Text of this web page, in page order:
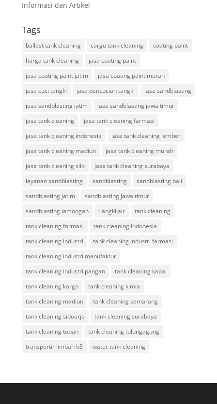
Informasi dan Artikel
Tags
ballast tank cleaning cargo tank cleaning
coating paint
harga tank cleaning
jasa coating paint
jasa coating paint jatim
jasa coating paint murah
jasa cuci tangki
jasa pencucian tangki
jasa sandblasting
jasa sandblasting jatim
jasa sandblasting jawa timur
jasa tank cleaning
jasa tank cleaning farmasi
jasa tank cleaning indonesia
jasa tank cleaning jember
jasa tank cleaning madiun
jasa tank cleaning murah
jasa tank cleaning silo
jasa tank cleaning surabaya
layanan sandblasting
sandblasting
sandblasting bali
sandblasting jatim
sandblasting jawa timur
sandblasting lamongan
Tangki air
tank cleaning
tank cleaning farmasi
tank cleaning indonesia
tank cleaning industri
tank cleaning industri farmasi
tank cleaning industri manufaktur
tank cleaning industri pangan
tank cleaning kapal
tank cleaning kargo
tank cleaning kimia
tank cleaning madiun
tank cleaning semarang
tank cleaning sidoarjo
tank cleaning surabaya
tank cleaning tuban
tank cleaning tulungagung
transportir limbah b3
water tank cleaning